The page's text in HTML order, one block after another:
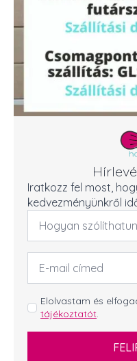
Iratkozz fel most,
kedvezményünkről
Név
Email
cím
GDPR
*
Elolvastam és
tájékoztatót.